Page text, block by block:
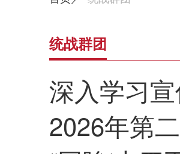
统战群团
深入学习宣传贯
2026年第二次市